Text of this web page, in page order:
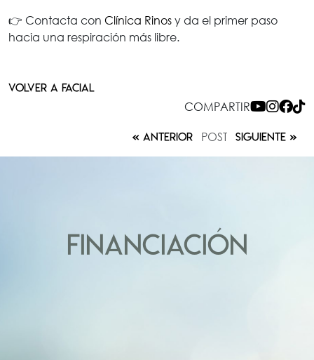
👉 Contacta con Clínica Rinosy da el primer paso
hacia una respiración más libre.
VOLVER A FACIAL
COMPARTIR
ANTERIOR POST SIGUIENTE
FINANCIACIÓN